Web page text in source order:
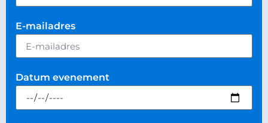
E-mailadres
Datum evenement